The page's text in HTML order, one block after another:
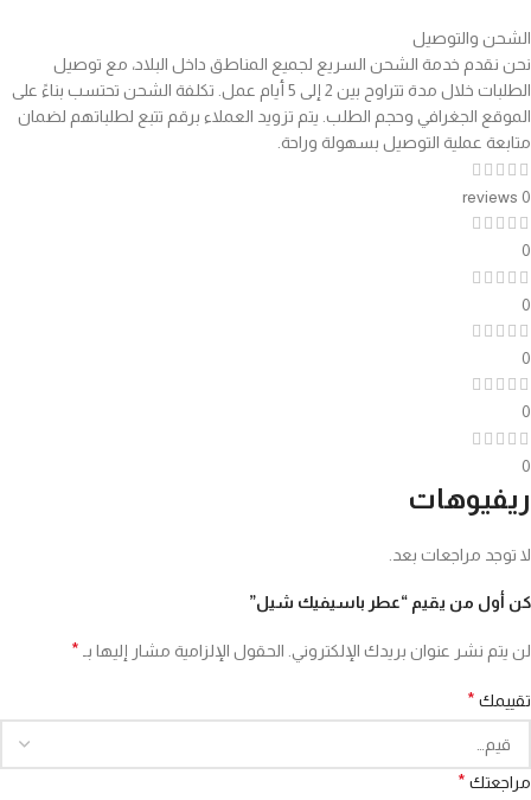
الشحن والتوصيل
نحن نقدم خدمة الشحن السريع لجميع المناطق داخل البلاد، مع توصيل
الطلبات خلال مدة تتراوح بين 2 إلى 5 أيام عمل. تكلفة الشحن تحتسب بناءً على
الموقع الجغرافي وحجم الطلب. يتم تزويد العملاء برقم تتبع لطلباتهم لضمان
متابعة عملية التوصيل بسهولة وراحة.
0 reviews
0
0
0
0
0
ريفيوهات
لا توجد مراجعات بعد.
كن أول من يقيم “عطر باسيفيك شيل”
لن يتم نشر عنوان بريدك الإلكتروني. الحقول الإلزامية مشار إليها بـ *
تقييمك *
مراجعتك *